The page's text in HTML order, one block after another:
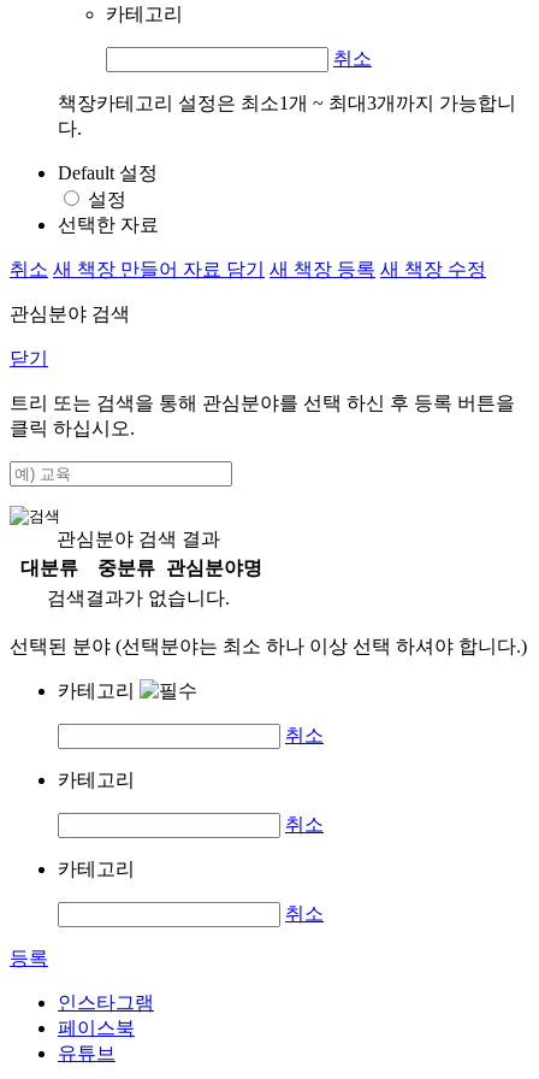
카테고리
취소
책장카테고리 설정은 최소1개 ~ 최대3개까지 가능합니
다.
Default 설정
설정
선택한 자료
취소 새 책장 만들어 자료 담기 새 책장 등록 새 책장 수정
관심분야 검색
닫기
트리 또는 검색을 통해 관심분야를 선택 하신 후 등록 버튼을
클릭 하십시오.
관심분야 검색 결과
대분류
중분류
관심분야명
검색결과가 없습니다.
선택된 분야 (선택분야는 최소 하나 이상 선택 하셔야 합니다.)
카테고리
취소
카테고리
취소
카테고리
취소
등록
인스타그램
페이스북
유튜브